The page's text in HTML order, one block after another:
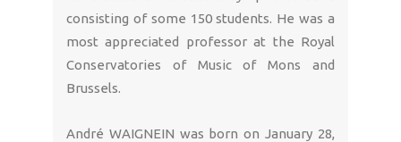
consisting of some 150 students. He was a
most appreciated professor at the Royal
Conservatories of Music of Mons and
Brussels.
André WAIGNEIN was born on January 28,